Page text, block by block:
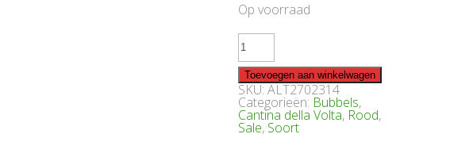
Op voorraad
Lambrusco
Spumante
Brut
Trentasei
2014
aantal
Toevoegen aan winkelwagen
SKU: ALT2702314
Categorieën: Bubbels,
Cantina della Volta, Rood,
Sale, Soort